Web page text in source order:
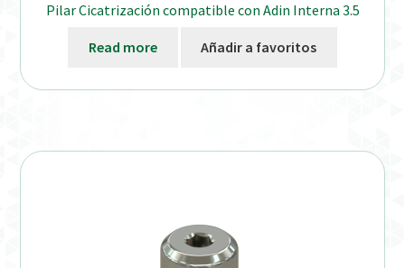
Productos Favoritos
Welcome to DELTA Abutments | Tienda Online!
Pilar Cicatrización compatible con Adin Interna 3.5
Read more Añadir a favoritos